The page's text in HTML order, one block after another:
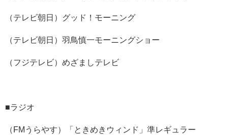
（テレビ朝日）グッド！モーニング
（テレビ朝日）羽鳥慎一モーニングショー
（フジテレビ）めざましテレビ
■ラジオ
（FMうらやす）「ときめきウィンド」準レギュラー